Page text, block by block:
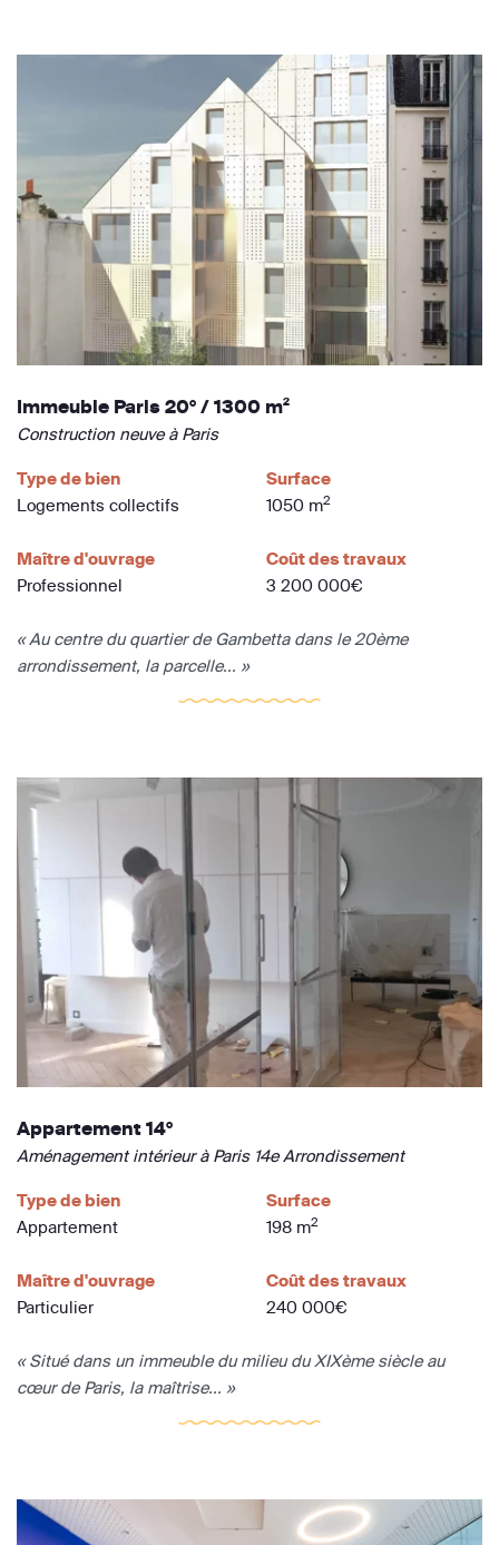
Immeuble Paris 20° / 1300 m²
Construction neuve à Paris
Type de bien
Logements collectifs
Surface
1050 m2
Maître d'ouvrage
Professionnel
Coût des travaux
3 200 000€
« Au centre du quartier de Gambetta dans le 20ème
arrondissement, la parcelle... »
Appartement 14°
Aménagement intérieur à Paris 14e Arrondissement
Type de bien
Appartement
Surface
198 m2
Maître d'ouvrage
Particulier
Coût des travaux
240 000€
« Situé dans un immeuble du milieu du XIXème siècle au
cœur de Paris, la maîtrise... »